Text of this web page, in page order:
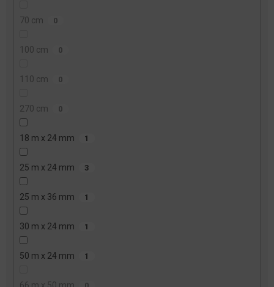
70 cm 0
100 cm 0
110 cm 0
270 cm 0
18 m x 24 mm 1
25 m x 24 mm 3
25 m x 36 mm 1
30 m x 24 mm 1
50 m x 24 mm 1